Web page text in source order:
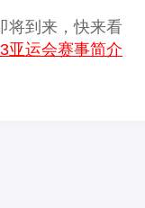
将到来，快来看
亚运会赛事简介